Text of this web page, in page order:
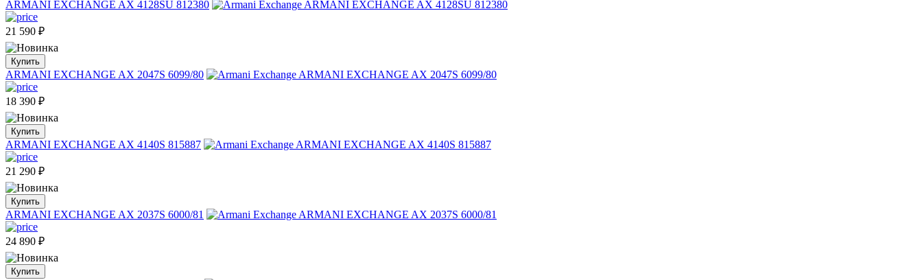
ARMANI EXCHANGE AX 4128SU 812380
21 590 ₽
Купить
ARMANI EXCHANGE AX 2047S 6099/80
18 390 ₽
Купить
ARMANI EXCHANGE AX 4140S 815887
21 290 ₽
Купить
ARMANI EXCHANGE AX 2037S 6000/81
24 890 ₽
Купить